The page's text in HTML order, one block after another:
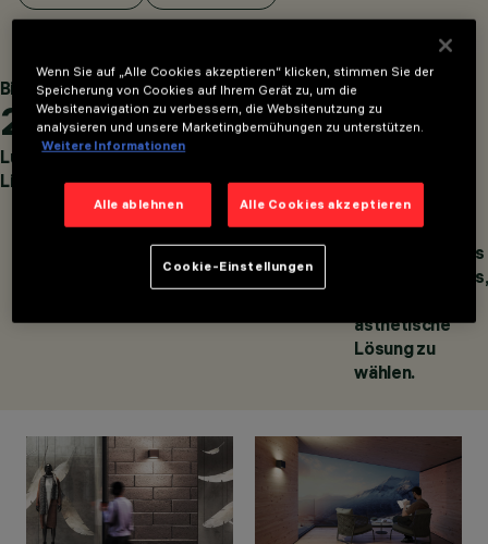
LICHTEFFEKTE IM
DESIGN
IGUZZINI
PRODUKTE
Bis zu
2.500
Lumen
Lichtstrom
Bis zu
137
lm/W
Lichtausbeute
Bis zu
55
zwischen den
Oberflächen
des
Außengehäuses
und des Rasters,
ästhetische
Lösung zu
wählen.
Wenn Sie auf „Alle Cookies akzeptieren“ klicken, stimmen Sie der
Speicherung von Cookies auf Ihrem Gerät zu, um die
Websitenavigation zu verbessern, die Websitenutzung zu
analysieren und unsere Marketingbemühungen zu unterstützen.
Weitere Informationen
Alle ablehnen Alle Cookies akzeptieren
Cookie-Einstellungen